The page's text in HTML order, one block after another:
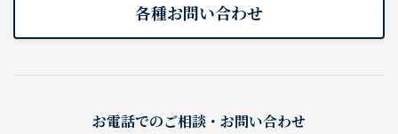
各種お問い合わせ
お電話でのご相談・お問い合わせ